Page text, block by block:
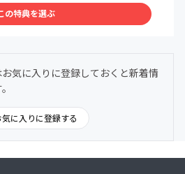
ます。
を確かめるように
中から出てきたことを、自分で手
の特典を選ぶ
気に入りに登録しておくと新着情
気に入りに登録する